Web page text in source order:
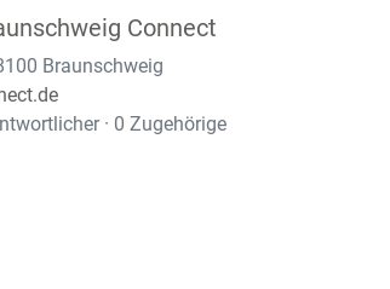
Connect
Braunschweig
· 0 Zugehörige